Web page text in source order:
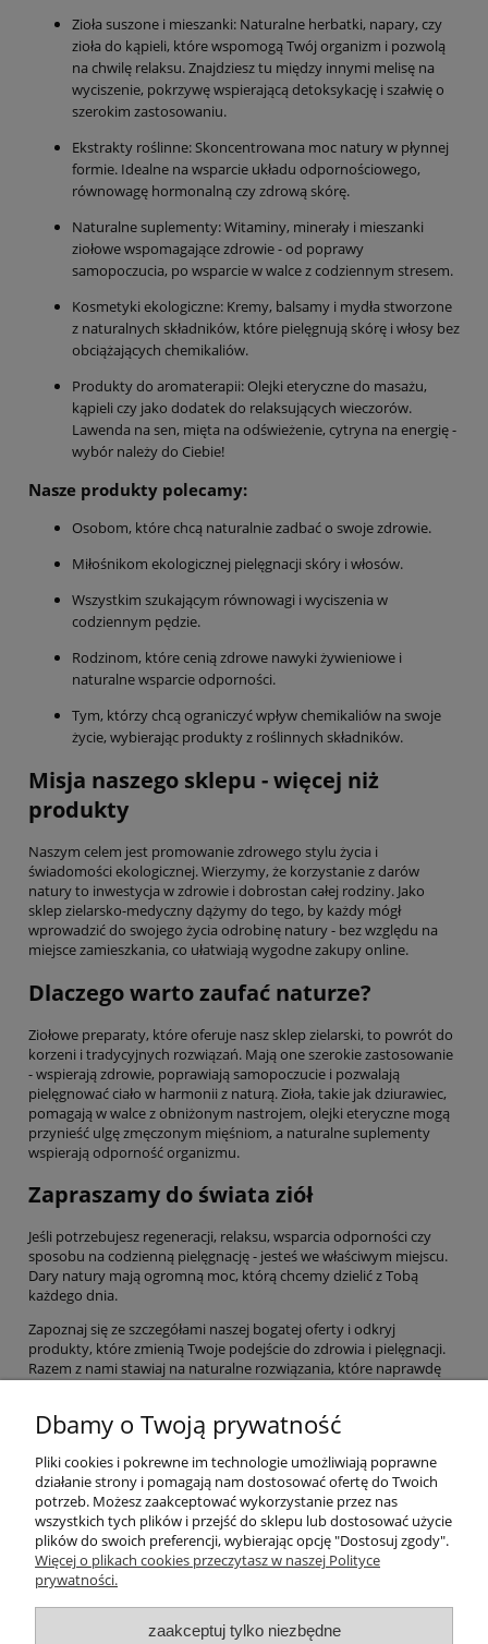
Zioła suszone i mieszanki: Naturalne herbatki, napary, czy
zioła do kąpieli, które wspomogą Twój organizm i pozwolą
na chwilę relaksu. Znajdziesz tu między innymi melisę na
wyciszenie, pokrzywę wspierającą detoksykację i szałwię o
szerokim zastosowaniu.
Ekstrakty roślinne: Skoncentrowana moc natury w płynnej
formie. Idealne na wsparcie układu odpornościowego,
równowagę hormonalną czy zdrową skórę.
Naturalne suplementy: Witaminy, minerały i mieszanki
ziołowe wspomagające zdrowie - od poprawy
samopoczucia, po wsparcie w walce z codziennym stresem.
Kosmetyki ekologiczne: Kremy, balsamy i mydła stworzone
z naturalnych składników, które pielęgnują skórę i włosy bez
obciążających chemikaliów.
Produkty do aromaterapii: Olejki eteryczne do masażu,
kąpieli czy jako dodatek do relaksujących wieczorów.
Lawenda na sen, mięta na odświeżenie, cytryna na energię -
wybór należy do Ciebie!
Nasze produkty polecamy:
Osobom, które chcą naturalnie zadbać o swoje zdrowie.
Miłośnikom ekologicznej pielęgnacji skóry i włosów.
Wszystkim szukającym równowagi i wyciszenia w
codziennym pędzie.
Rodzinom, które cenią zdrowe nawyki żywieniowe i
naturalne wsparcie odporności.
Tym, którzy chcą ograniczyć wpływ chemikaliów na swoje
życie, wybierając produkty z roślinnych składników.
Misja naszego sklepu - więcej niż
produkty
Naszym celem jest promowanie zdrowego stylu życia i
świadomości ekologicznej. Wierzymy, że korzystanie z darów
natury to inwestycja w zdrowie i dobrostan całej rodziny. Jako
sklep zielarsko-medyczny dążymy do tego, by każdy mógł
wprowadzić do swojego życia odrobinę natury - bez względu na
miejsce zamieszkania, co ułatwiają wygodne zakupy online.
Dlaczego warto zaufać naturze?
Ziołowe preparaty, które oferuje nasz sklep zielarski, to powrót do
korzeni i tradycyjnych rozwiązań. Mają one szerokie zastosowanie
- wspierają zdrowie, poprawiają samopoczucie i pozwalają
pielęgnować ciało w harmonii z naturą. Zioła, takie jak dziurawiec,
pomagają w walce z obniżonym nastrojem, olejki eteryczne mogą
przynieść ulgę zmęczonym mięśniom, a naturalne suplementy
wspierają odporność organizmu.
Zapraszamy do świata ziół
Jeśli potrzebujesz regeneracji, relaksu, wsparcia odporności czy
sposobu na codzienną pielęgnację - jesteś we właściwym miejscu.
Dary natury mają ogromną moc, którą chcemy dzielić z Tobą
każdego dnia.
Zapoznaj się ze szczegółami naszej bogatej oferty i odkryj
produkty, które zmienią Twoje podejście do zdrowia i pielęgnacji.
Razem z nami stawiaj na naturalne rozwiązania, które naprawdę
Pomoc
Moje konto
Informacje
Dbamy o Twoją prywatność
Pliki cookies i pokrewne im technologie umożliwiają poprawne
działanie strony i pomagają nam dostosować ofertę do Twoich
potrzeb. Możesz zaakceptować wykorzystanie przez nas
wszystkich tych plików i przejść do sklepu lub dostosować użycie
plików do swoich preferencji, wybierając opcję "Dostosuj zgody".
Więcej o plikach cookies przeczytasz w naszej Polityce
prywatności.
zaakceptuj tylko niezbędne